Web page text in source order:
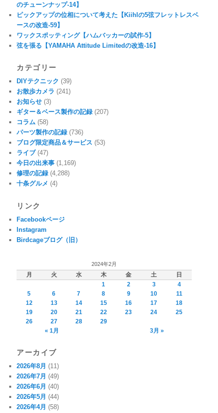
のチューンナップ-14】
ピックアップの位相について考えた【Kiihlの5弦フレットレスベ
ースの改造-59】
ワックスポッティング【ハムバッカーの試作-5】
弦を張る【YAMAHA Attitude Limitedの改造-16】
カテゴリー
DIYテクニック (39)
お散歩カメラ (241)
お知らせ (3)
ギター＆ベース製作の記録 (207)
コラム (58)
パーツ製作の記録 (736)
ブログ限定商品＆サービス (53)
ライブ(47)
今日の出来事 (1,169)
修理の記録 (4,288)
十条グルメ (4)
リンク
Facebookページ
Instagram
Birdcageブログ（旧）
2024年2月
月 火 水 木 金 土
日
1
2 3
4
5
6 7 8 9 10
11
12
13 14 15 16 17
18
19
20 21 22 23 24
25
26
27 28
29
« 1月
3月 »
アーカイブ
2026年8月 (11)
2026年7月 (49)
2026年6月 (40)
2026年5月 (44)
2026年4月 (58)